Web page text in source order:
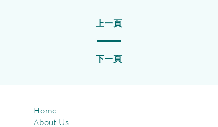
上一頁
下一頁
Home
About Us